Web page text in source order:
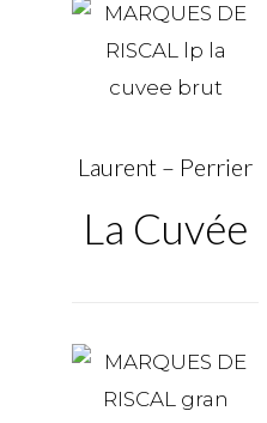
Laurent – Perrier
La Cuvée